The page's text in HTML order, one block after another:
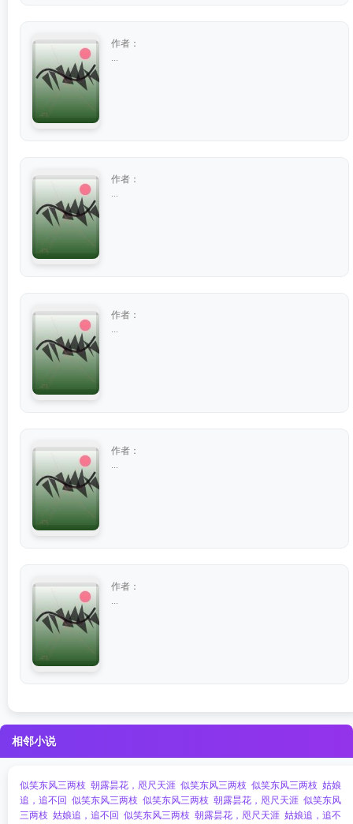
作者：
作者：
作者：
作者：
作者：
相邻小说
似笑东风三两枝 朝露昙花，咫尺天涯 似笑东风三两枝 似笑东风三两枝 姑娘
追，追不回 似笑东风三两枝 似笑东风三两枝 朝露昙花，咫尺天涯 似笑东风
三两枝 姑娘追，追不回 似笑东风三两枝 朝露昙花，咫尺天涯 姑娘追，追不